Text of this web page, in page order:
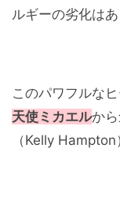
ルギーの劣化はあ
このパワフルな
天使ミカエルか
（Kelly